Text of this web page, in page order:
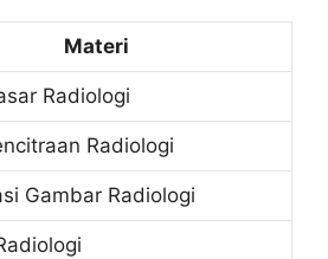
Materi
Radiologi
Radiologi
Gambar Radiologi